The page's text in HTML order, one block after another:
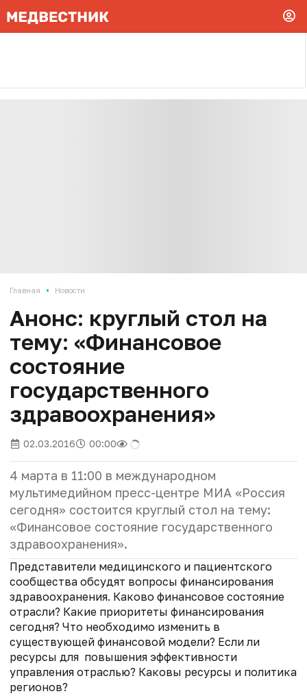
Главная • Новости
Анонс: круглый стол на
тему: «Финансовое
состояние
государственного
здравоохранения»
02.03.2016 00:00
4 марта в 11:00 в международном
мультимедийном пресс-центре МИА «Россия
сегодня» состоится круглый стол на тему:
«Финансовое состояние государственного
здравоохранения».
Представители медицинского и пациентского
сообщества обсудят вопросы финансирования
здравоохранения. Каково финансовое состояние
отрасли? Какие приоритеты финансирования
сегодня? Что необходимо изменить в
существующей финансовой модели? Если ли
ресурсы для повышения эффективности
управления отраслью? Каковы ресурсы и политика
регионов?